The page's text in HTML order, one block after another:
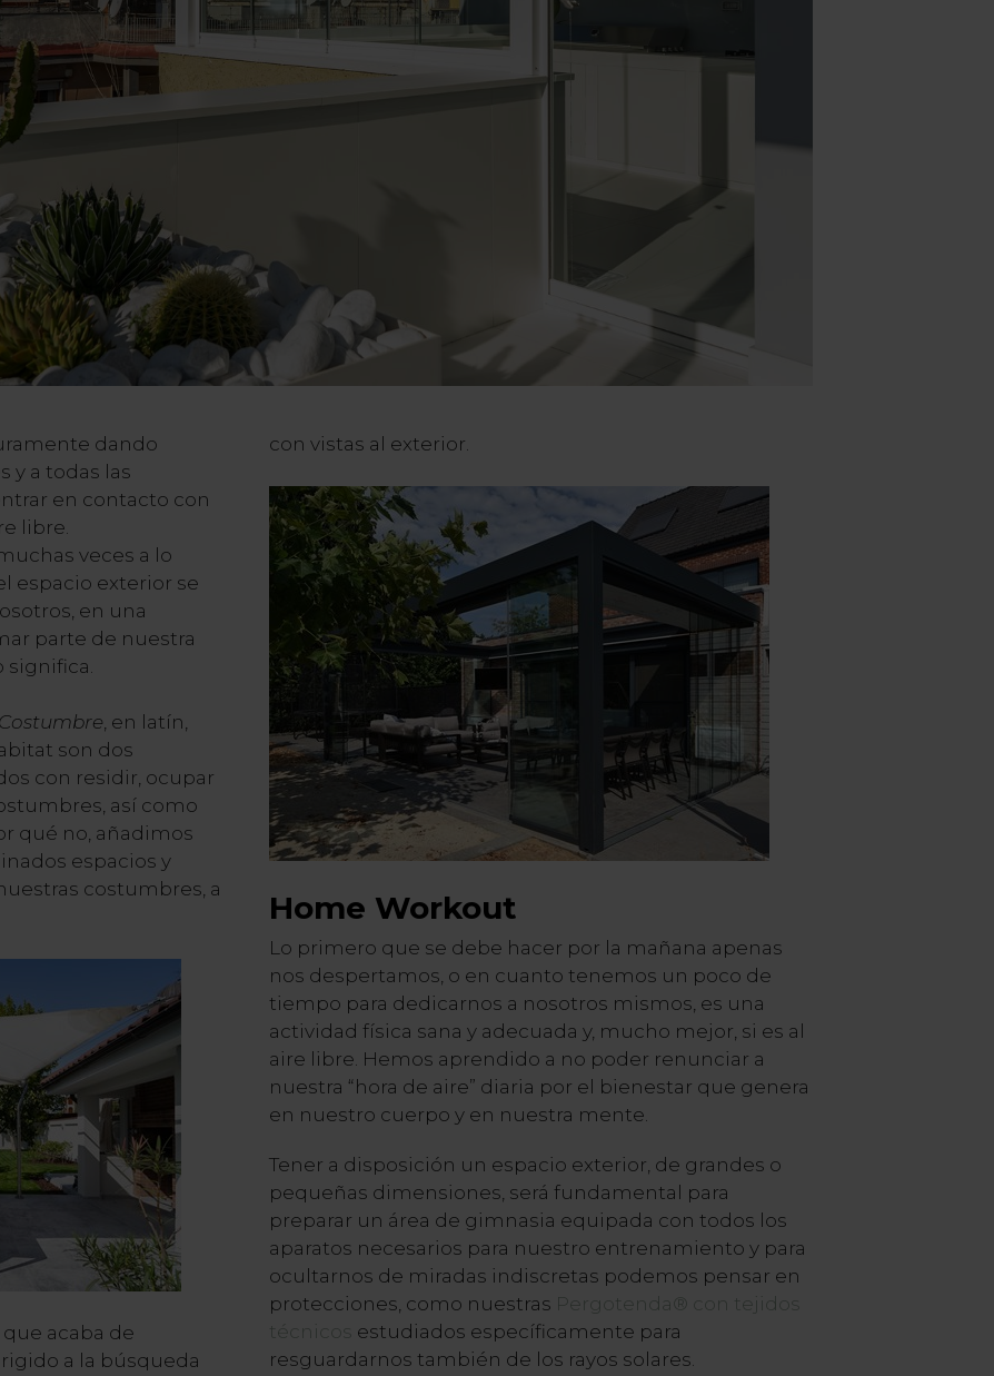
dando
y a todas las
en contacto con
libre.
veces a lo
espacio exterior se
en una
parte de nuestra
significa.
Costumbre, en latín,
son dos
con residir, ocupar
así como
qué no, añadimos
espacios y
costumbres, a
acaba de
a la búsqueda
con vistas al exterior.
Home Workout
Lo primero que se debe hacer por la mañana apenas
nos despertamos, o en cuanto tenemos un poco de
tiempo para dedicarnos a nosotros mismos, es una
actividad física sana y adecuada y, mucho mejor, si es al
aire libre. Hemos aprendido a no poder renunciar a
nuestra “hora de aire” diaria por el bienestar que genera
en nuestro cuerpo y en nuestra mente.
Tener a disposición un espacio exterior, de grandes o
pequeñas dimensiones, será fundamental para
preparar un área de gimnasia equipada con todos los
aparatos necesarios para nuestro entrenamiento y para
ocultarnos de miradas indiscretas podemos pensar en
protecciones, como nuestras Pergotenda® con tejidos
técnicos
estudiados específicamente para
resguardarnos también de los rayos solares.